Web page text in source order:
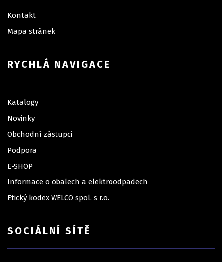
Kontakt
Mapa stránek
RYCHLÁ NAVIGACE
Katalogy
Novinky
Obchodní zástupci
Podpora
E-SHOP
Informace o obalech a elektroodpadech
Etický kodex WELCO spol. s r.o.
SOCIÁLNÍ SÍTĚ